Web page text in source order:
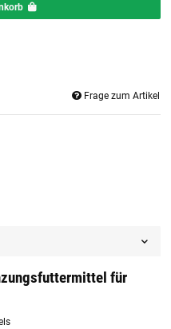
Frage zum Artikel
für